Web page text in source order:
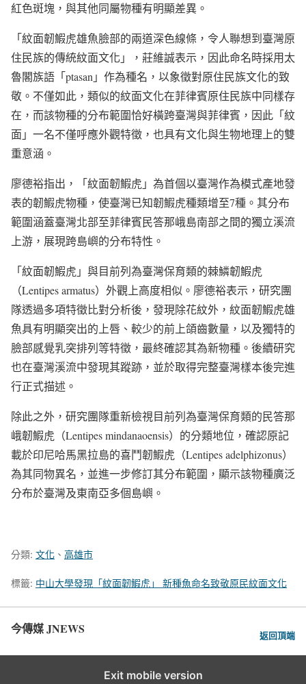
紅色斑塊，與其他同屬物種有明顯差異。
「紋面韌鰕虎雄魚臉部的兩道深色線條，令人聯想到臺灣原
住民族的傳統紋面文化」，莊維誠表示，因此命名時採用太
魯閣族語「ptasan」作為種名，以象徵對原住民族文化的致
敬。不僅如此，類似的紋面文化在菲律賓原住民族中同樣存
在，而該物種的分布範圍恰好橫跨臺灣與菲律賓，因此「紋
面」一名不僅呼應外觀特徵，也具有文化與生物地理上的雙
重意涵。
廖德裕指出，「紋面韌鰕虎」為首個以臺灣作為模式產地發
表的韌鰕虎物種，使臺灣已知韌鰕虎種類增至7種。其分布
範圍涵蓋臺灣北部至菲律賓民答那峨島南部之間的獨立溪流
上游，展現跨島嶼的分布特性。
「紋面韌鰕虎」與目前列為臺灣保育類的棘鱗韌鰕虎
（Lentipes armatus）外觀上高度相似。廖德裕表示，研究團
隊透過多項特徵比對分析後，發現除花紋外，紋面韌鰕虎雄
魚具有明顯突出的上唇、較少的前上頜齒數量，以及獨特的
臉部感覺乳突排列等特徵，最終確認其為新物種。後續研究
也在臺灣溪流中發現其蹤跡，並於取得完整臺灣樣本後完進
行正式描述。
除此之外，研究團隊重新檢視目前列為臺灣保育類的民答那
峨韌鰕虎（Lentipes mindanaoensis）的分類地位，確認原記
載於印尼哈馬黑拉島的喜鬥韌鰕虎（Lentipes adelphizonus）
為其同物異名，並進一步修訂其分布範圍，顯示該物種廣泛
分布於臺灣及東南亞多個島嶼。
分類: 文化 、 高雄市
標籤: 中山大學發現「紋面韌鰕虎」 新種魚命名致敬原民紋面文化
今傳媒 JNEWS 返回頂端
Exit mobile version